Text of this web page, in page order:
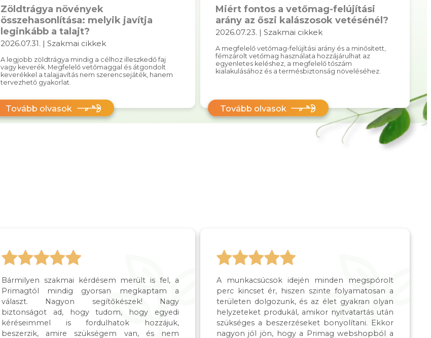
Zöldtrágya növények
összehasonlítása: melyik javítja
leginkább a talajt?
2026.07.31. | Szakmai cikkek
A legjobb zöldtrágya mindig a célhoz illeszkedő faj
vagy keverék. Megfelelő vetőmaggal és átgondolt
keverékkel a talajjavítás nem szerencsejáték, hanem
tervezhető gyakorlat.
Tovább olvasok
Miért fontos a vetőmag-felújítási
arány az őszi kalászosok vetésénél?
2026.07.23. | Szakmai cikkek
A megfelelő vetőmag-felújítási arány és a minősített,
fémzárolt vetőmag használata hozzájárulhat az
egyenletes keléshez, a megfelelő tőszám
kialakulásához és a termésbiztonság növeléséhez.
Tovább olvasok
Bármilyen szakmai kérdésem merült is fel, a
Primagtól mindig gyorsan megkaptam a
választ. Nagyon segítőkészek! Nagy
biztonságot ad, hogy tudom, hogy egyedi
kéréseimmel is fordulhatok hozzájuk,
beszerzik, amire szükségem van, és nem
A munkacsúcsok idején minden megspórolt
perc kincset ér, hiszen szinte folyamatosan a
területen dolgozunk, és az élet gyakran olyan
helyzeteket produkál, amikor nyitvatartás után
szükséges a beszerzéseket bonyolítani. Ekkor
nagyon jól jön, hogy a Primag webshopból a